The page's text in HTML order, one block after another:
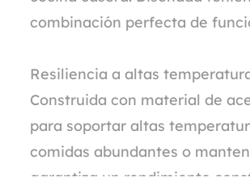
combinación perfecta de
Resiliencia a altas
Construida con material de
para soportar altas
comidas abundantes o
garantiza un rendimiento